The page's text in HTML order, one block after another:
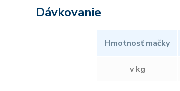
Dávkovanie
Hmotnosť mačky
v kg